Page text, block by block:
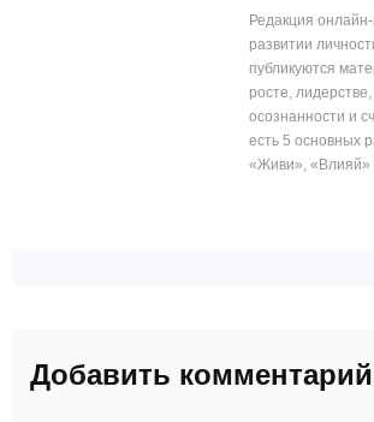
Редакция
развитии
публикуются
росте,
осознанности и
есть 5 основных
«Живи», «Влияй»
Добавить комментарий